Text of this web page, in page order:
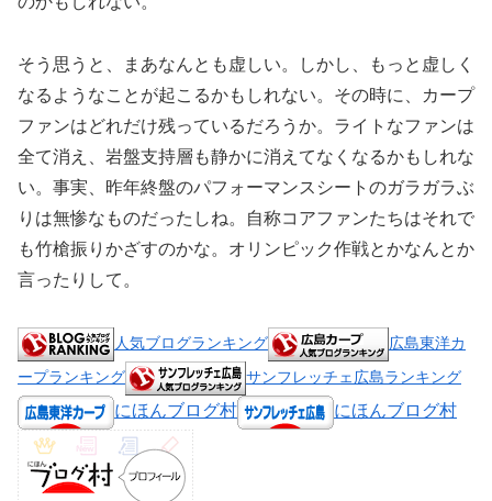
そう思うと、まあなんとも虚しい。しかし、もっと虚しく
なるようなことが起こるかもしれない。その時に、カープ
ファンはどれだけ残っているだろうか。ライトなファンは
全て消え、岩盤支持層も静かに消えてなくなるかもしれな
い。事実、昨年終盤のパフォーマンスシートのガラガラぶ
りは無惨なものだったしね。自称コアファンたちはそれで
も竹槍振りかざすのかな。オリンピック作戦とかなんとか
言ったりして。
人気ブログランキング
広島東洋カ
ープランキング
サンフレッチェ広島ランキング
にほんブログ村 にほんブログ村